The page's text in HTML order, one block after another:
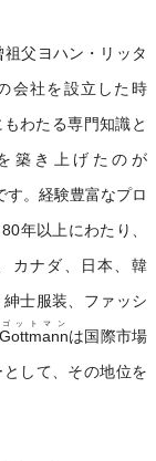
父ヨハン・リッタ
会社を設立した時
わたる専門知識と
築き上げたのが
す。経験豊富なプロ
年以上にわたり、
カナダ、日本、韓
士服装、ファッシ
Gottmann
ゴットマン
は国際市場
して、その地位を